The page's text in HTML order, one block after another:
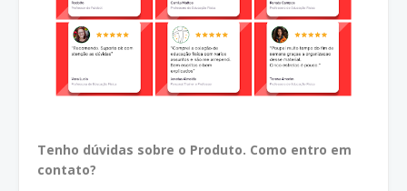
Tenho dúvidas sobre o Produto. Como entro em
contato?